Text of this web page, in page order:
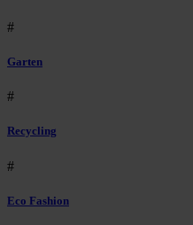
#
Garten
#
Recycling
#
Eco Fashion